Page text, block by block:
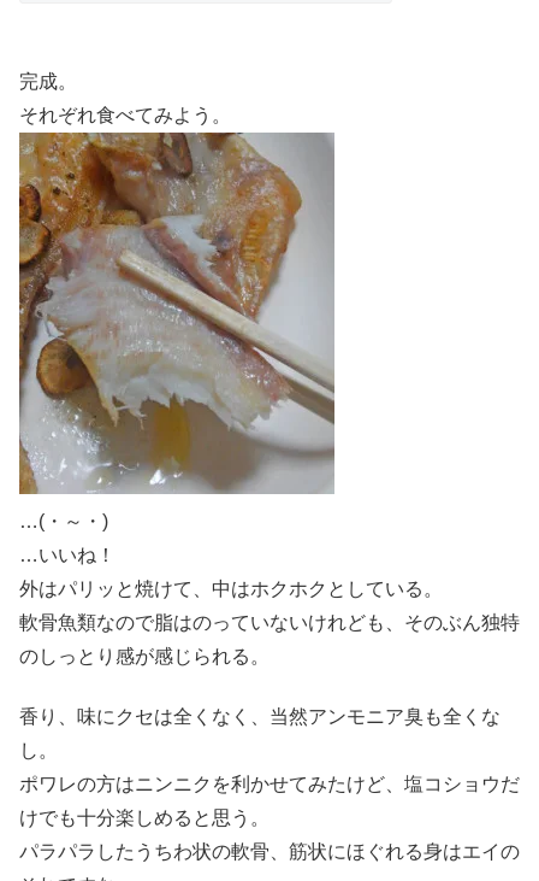
完成。
それぞれ食べてみよう。
…(・～・)
…いいね！
外はパリッと焼けて、中はホクホクとしている。
軟骨魚類なので脂はのっていないけれども、そのぶん独特
のしっとり感が感じられる。
香り、味にクセは全くなく、当然アンモニア臭も全くな
し。
ポワレの方はニンニクを利かせてみたけど、塩コショウだ
けでも十分楽しめると思う。
パラパラしたうちわ状の軟骨、筋状にほぐれる身はエイの